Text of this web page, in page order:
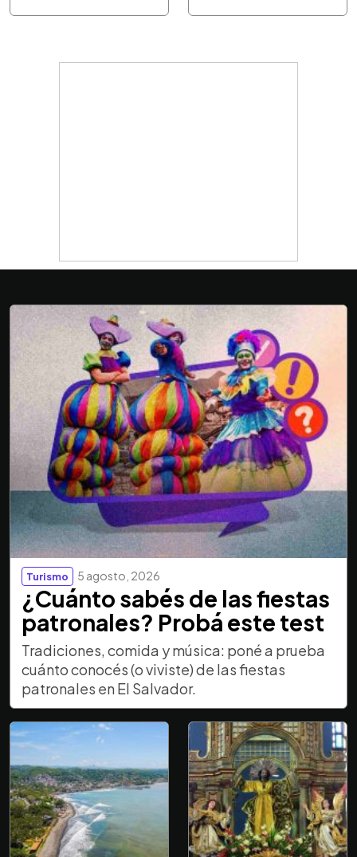
Turismo 5 agosto, 2026
¿Cuánto sabés de las fiestas
patronales? Probá este test
Tradiciones, comida y música: poné a prueba
cuánto conocés (o viviste) de las fiestas
patronales en El Salvador.